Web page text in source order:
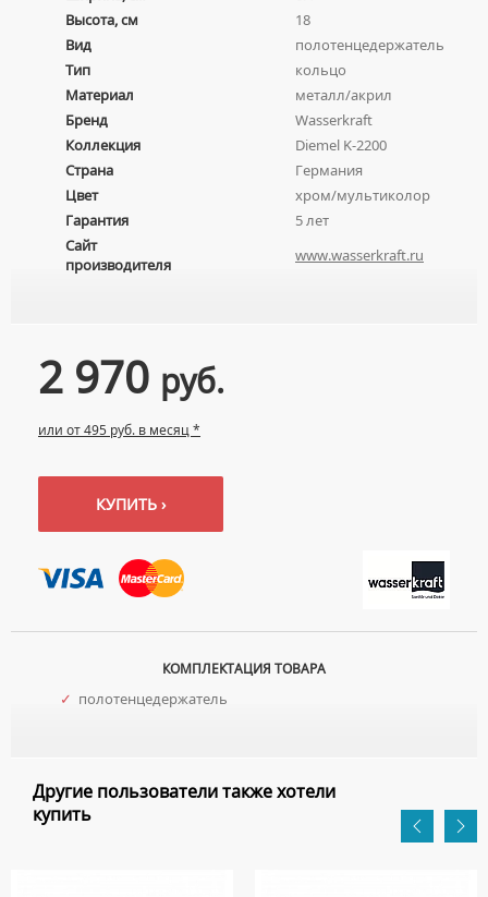
Высота, см
18
Вид
полотенцедержатель
Тип
кольцо
Материал
металл/акрил
Бренд
Wasserkraft
Коллекция
Diemel K-2200
Страна
Германия
Цвет
хром/мультиколор
Гарантия
5 лет
Сайт
производителя
www.wasserkraft.ru
2 970 руб.
или от 495 руб. в месяц *
КУПИТЬ ›
КОМПЛЕКТАЦИЯ ТОВАРА
✓ полотенцедержатель
Другие пользователи также хотели
купить
СМЕСИТЕЛИ ДЛЯ УМЫВАЛЬНИКА
СМЕСИТЕЛИ НА БОРТ ВАННЫ
ТЕРМОСТАТИЧЕСКИЕ СМЕСИТЕЛИ
ЦВЕТНЫЕ СМЕСИТЕЛИ
УГЛОВЫЕ ВЕНТИЛЯ ДЛЯ СМЕСИТЕЛЕЙ
ПОГРУЖНЫЕ СУШИЛКИ ДЛЯ РУК
ВРЕЗНЫЕ УМЫВАЛЬНИКИ
ДВОЙНЫЕ УМЫВАЛЬНИКИ
НАКЛАДНЫЕ УМЫВАЛЬНИКИ
ПОДВЕСНЫЕ УМЫВАЛЬНИКИ
УМЫВАЛЬНИКИ НАД СТИРАЛЬНЫМИ МАШИНАМИ
УМЫВАЛЬНИКИ С ПЬЕДЕСТАЛАМИ
ПЬЕДЕСТАЛЫ ДЛЯ УМЫВАЛЬНИКОВ
ПОЛУПЬЕДЕСТАЛЫ ДЛЯ УМЫВАЛЬНИКОВ
Унитазы
ПОДВЕСНЫЕ УНИТАЗЫ
ПРИСТАВНЫЕ УНИТАЗЫ
УНИТАЗЫ-КОМПАКТЫ
УНИТАЗЫ С БИДЕТКОЙ
КРЫШКИ-СИДЕНЬЯ
КОМПЛЕКТУЮЩИЕ ДЛЯ УНИТАЗОВ